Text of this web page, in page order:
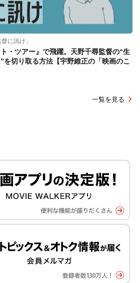
に訊け」
・ツアー』で飛躍。天野千尋監督の“生
を切り取る方法【宇野維正の「映画のこ
一覧を見る